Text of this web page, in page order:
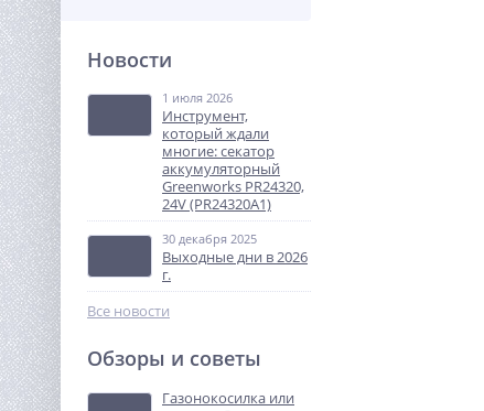
Цепная пила
Greenworks G24CS25K4,
24V, 25см, c 1хАКБ 4Ач и ЗУ
(2007707UB)
14 990руб.
%
Штабелер самоходный 1,5
(сопровождаемый)
Новости
1 июля 2026
Инструмент,
который ждали
многие: секатор
аккумуляторный
Greenworks PR24320,
24V (PR24320A1)
30 декабря 2025
Выходные дни в 2026
г.
Все новости
Обзоры и советы
Газонокосилка или